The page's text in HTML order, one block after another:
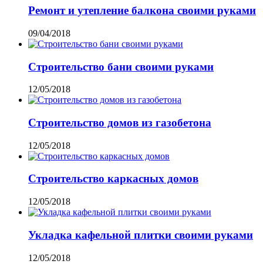
Ремонт и утепление балкона своими руками
09/04/2018
Строительство бани своими руками
12/05/2018
Строительство домов из газобетона
12/05/2018
Строительство каркасных домов
12/05/2018
Укладка кафельной плитки своими руками
12/05/2018